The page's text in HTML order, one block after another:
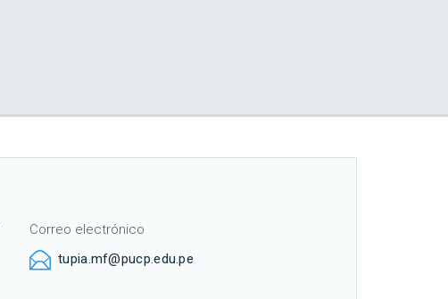
Correo electrónico
tupia.mf@pucp.edu.pe